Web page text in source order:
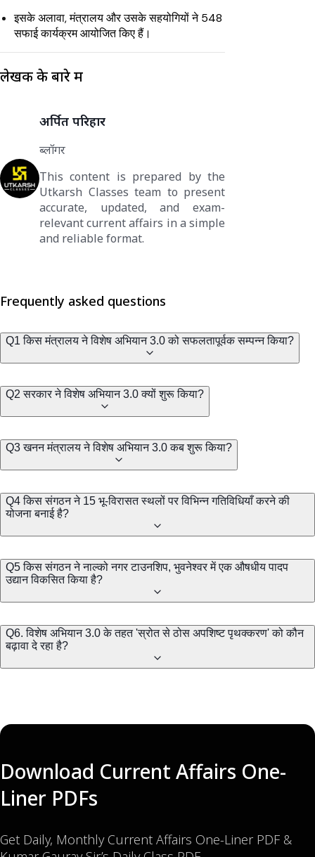
इसके अलावा, मंत्रालय और उसके सहयोगियों ने 548
सफाई कार्यक्रम आयोजित किए हैं।
लेखक के बारे में
अर्पित परिहार
ब्लॉगर
This content is prepared by the
Utkarsh Classes team to present
accurate, updated, and exam-
relevant current affairs in a simple
and reliable format.
Frequently asked questions
Q1 किस मंत्रालय ने विशेष अभियान 3.0 को सफलतापूर्वक सम्पन्न किया?
Q2 सरकार ने विशेष अभियान 3.0 क्यों शुरू किया?
Q3 खनन मंत्रालय ने विशेष अभियान 3.0 कब शुरू किया?
Q4 किस संगठन ने 15 भू-विरासत स्थलों पर विभिन्न गतिविधियाँ करने की
योजना बनाई है?
Q5 किस संगठन ने नाल्को नगर टाउनशिप, भुवनेश्वर में एक औषधीय पादप
उद्यान विकसित किया है?
Q6. विशेष अभियान 3.0 के तहत 'स्रोत से ठोस अपशिष्ट पृथक्करण' को कौन
बढ़ावा दे रहा है?
Download Current Affairs One-
Liner PDFs
Get Daily, Monthly Current Affairs One-Liner PDF &